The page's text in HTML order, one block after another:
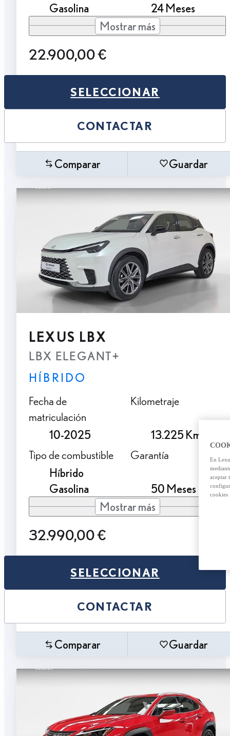
Gasolina
24 Meses
Mostrar más
22.900,00 €
SELECCIONAR
CONTACTAR
Comparar Guardar
LEXUS LBX
LBX ELEGANT+
HÍBRIDO
Fecha de
matriculación
10-2025
Kilometraje
13.225 Km.
Tipo de combustible
Híbrido
Gasolina
Garantía
50 Meses
Mostrar más
32.990,00 €
SELECCIONAR
CONTACTAR
Comparar Guardar
En
aceptar
cookies